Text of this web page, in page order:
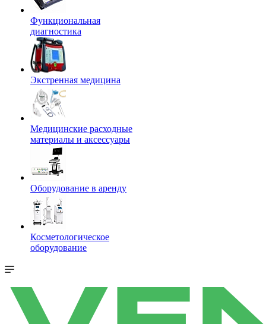
Функциональная
диагностика
Экстренная медицина
Медицинские расходные
материалы и аксессуары
Оборудование в аренду
Косметологическое
оборудование